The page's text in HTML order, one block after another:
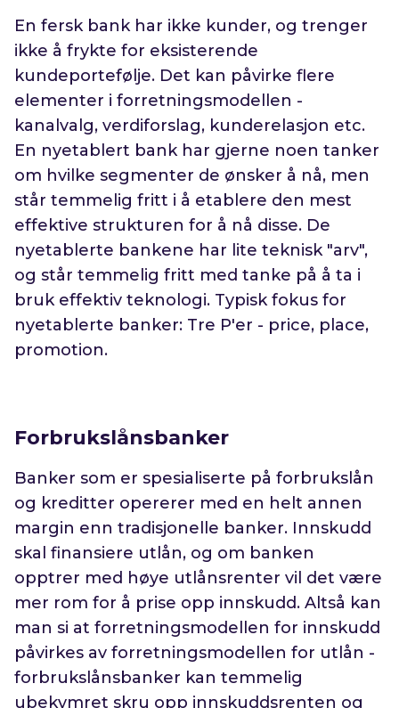
En fersk bank har ikke kunder, og trenger
ikke å frykte for eksisterende
kundeportefølje. Det kan påvirke flere
elementer i forretningsmodellen -
kanalvalg, verdiforslag, kunderelasjon etc.
En nyetablert bank har gjerne noen tanker
om hvilke segmenter de ønsker å nå, men
står temmelig fritt i å etablere den mest
effektive strukturen for å nå disse. De
nyetablerte bankene har lite teknisk "arv",
og står temmelig fritt med tanke på å ta i
bruk effektiv teknologi. Typisk fokus for
nyetablerte banker: Tre P'er - price, place,
promotion.
Forbrukslånsbanker
Banker som er spesialiserte på forbrukslån
og kreditter opererer med en helt annen
margin enn tradisjonelle banker. Innskudd
skal finansiere utlån, og om banken
opptrer med høye utlånsrenter vil det være
mer rom for å prise opp innskudd. Altså kan
man si at forretningsmodellen for innskudd
påvirkes av forretningsmodellen for utlån -
forbrukslånsbanker kan temmelig
ubekymret skru opp innskuddsrenten og